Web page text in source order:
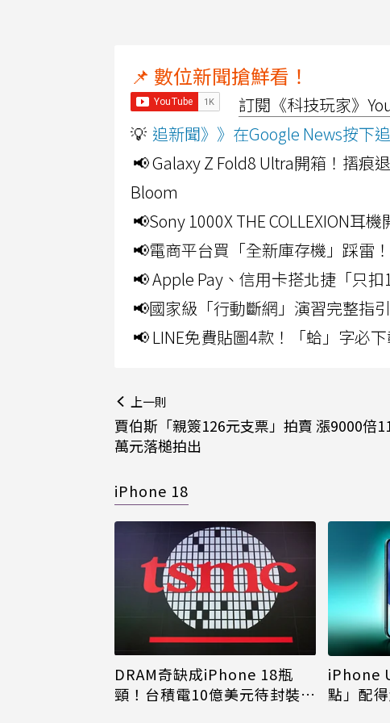
📌 數位新聞搶鮮看！
訂閱《科技玩家》
💡 追新聞》》在Google News按下
📢 Galaxy Z Fold8 Ultra開箱！摺痕
Bloom
📢Sony 1000X THE COLLEXION耳
📢電商平台買「全新庫存機」踩雷
📢 Apple Pay、信用卡搭北捷「只
📢國家級「行動斷網」演習完整指
📢 LINE免費貼圖4款！「蛤」字必
上一則
賈伯斯「親簽126元支票」拍賣 漲9000倍
萬元落槌拍出
iPhone 18
DRAM奇缺成iPhone 18瓶
頸！台積電10億美元待封裝晶
iPhone
點」配